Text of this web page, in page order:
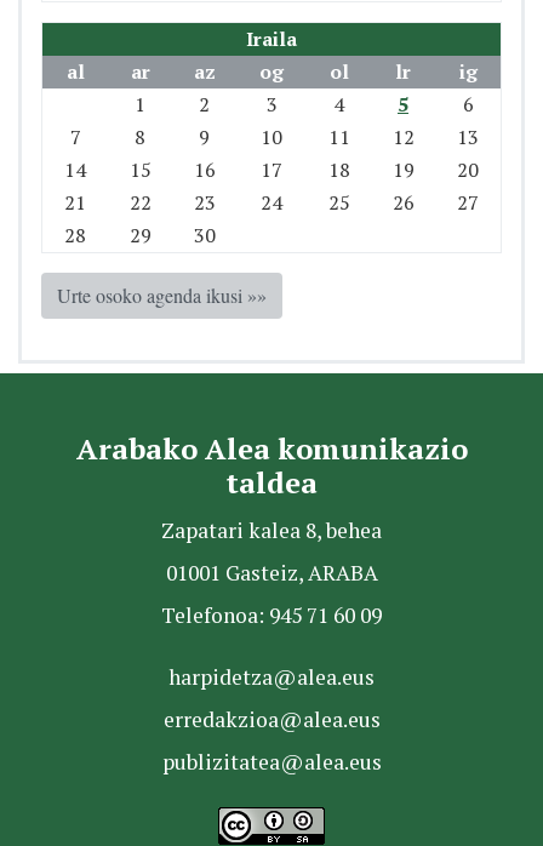
Iraila
al
ar az og ol lr
ig
1
2 3 4 5
6
7
8 9 10 11 12
13
14
15 16 17 18 19
20
21
22 23 24 25 26
27
28
29 30
Urte osoko agenda ikusi »»
Arabako Alea komunikazio
taldea
Zapatari kalea 8, behea
01001 Gasteiz, ARABA
Telefonoa: 945 71 60 09
harpidetza@alea.eus
erredakzioa@alea.eus
publizitatea@alea.eus